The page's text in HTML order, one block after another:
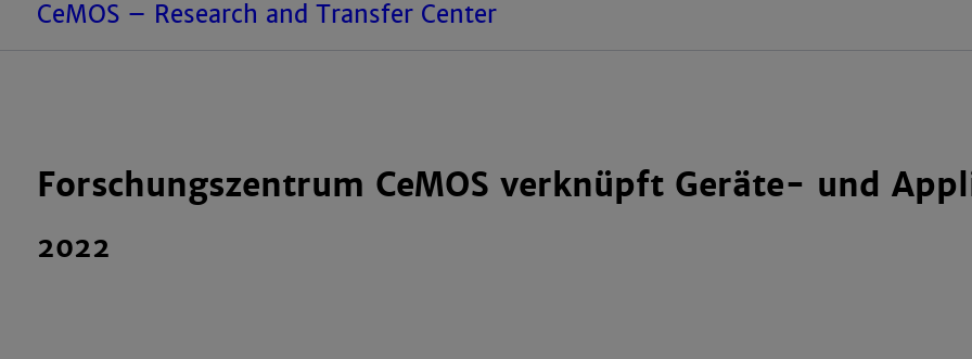
CeMOS – Research and Transfer Center
Forschungszentrum CeMOS verknüpft Geräte- und
2022